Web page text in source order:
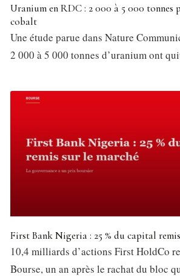
Uranium en RDC : 2 000 à 5 000 tonnes
cobalt
Une étude parue dans Nature
2 000 à 5 000 tonnes d’uranium ont
First Bank Nigeria : 25 % du capital
10,4 milliards d’actions First HoldCo
Bourse, un an après le rachat du bloc